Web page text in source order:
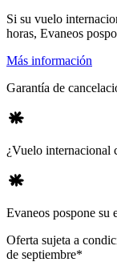
Si su vuelo
horas, Evaneos
Más información
Garantía de
¿Vuelo internacional
Evaneos pospone su
Oferta sujeta a
de septiembre*